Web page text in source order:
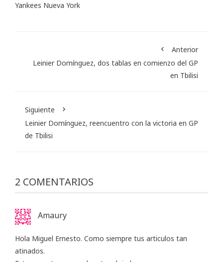
Yankees Nueva York
Anterior
Leinier Domínguez, dos tablas en comienzo del GP
en Tbilisi
Siguiente
Leinier Domínguez, reencuentro con la victoria en GP
de Tbilisi
2 COMENTARIOS
Amaury
Hola Miguel Ernesto. Como siempre tus articulos tan
atinados.